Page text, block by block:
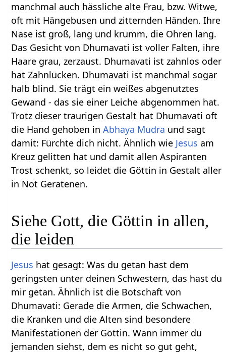
manchmal auch hässliche alte Frau, bzw. Witwe,
oft mit Hängebusen und zitternden Händen. Ihre
Nase ist groß, lang und krumm, die Ohren lang.
Das Gesicht von Dhumavati ist voller Falten, ihre
Haare grau, zerzaust. Dhumavati ist zahnlos oder
hat Zahnlücken. Dhumavati ist manchmal sogar
halb blind. Sie trägt ein weißes abgenutztes
Gewand - das sie einer Leiche abgenommen hat.
Trotz dieser traurigen Gestalt hat Dhumavati oft
die Hand gehoben inAbhaya Mudra und sagt
damit: Fürchte dich nicht. Ähnlich wie Jesus am
Kreuz gelitten hat und damit allen Aspiranten
Trost schenkt, so leidet die Göttin in Gestalt aller
in Not Geratenen.
Siehe Gott, die Göttin in allen,
die leiden
Jesus hat gesagt: Was du getan hast dem
geringsten unter deinen Schwestern, das hast du
mir getan. Ähnlich ist die Botschaft von
Dhumavati: Gerade die Armen, die Schwachen,
die Kranken und die Alten sind besondere
Manifestationen der Göttin. Wann immer du
jemanden siehst, dem es nicht so gut geht,